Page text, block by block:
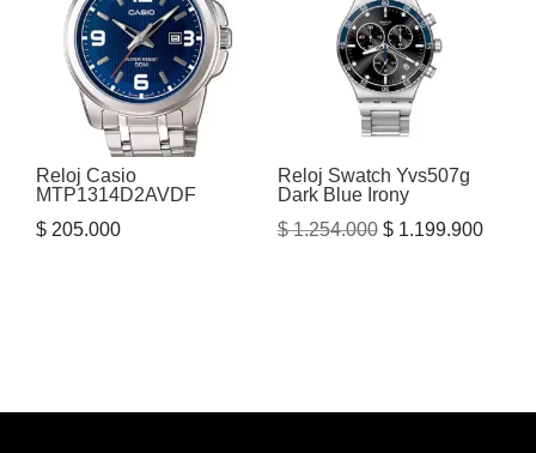
Reloj Casio
MTP1314D2AVDF
$ 205.000
Reloj Swatch Yvs507g
Dark Blue Irony
$1.254.000 El
$1.199.900El